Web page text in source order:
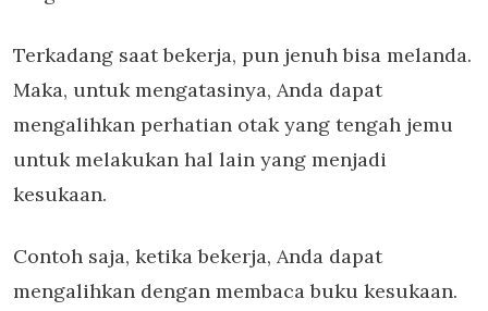
Terkadang saat bekerja, pun jenuh bisa melanda.
Maka, untuk mengatasinya, Anda dapat
mengalihkan perhatian otak yang tengah jemu
untuk melakukan hal lain yang menjadi
kesukaan.
Contoh saja, ketika bekerja, Anda dapat
mengalihkan dengan membaca buku kesukaan.